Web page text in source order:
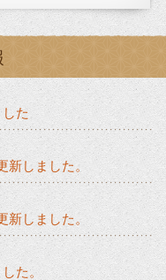
た
新しました。
新しました。
た。